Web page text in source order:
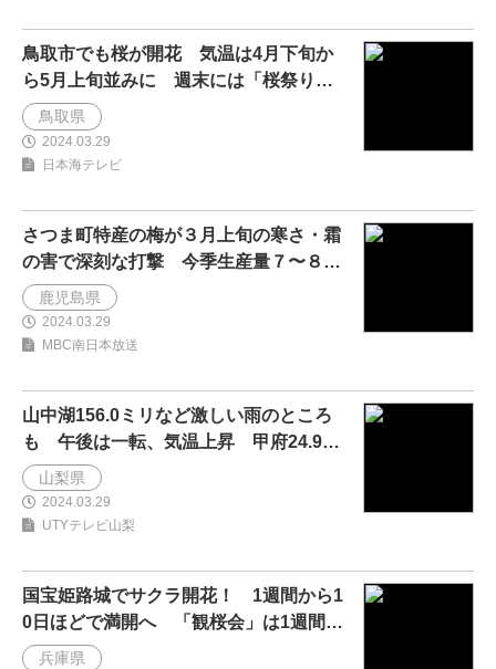
鳥取市でも桜が開花 気温は4月下旬か
ら5月上旬並みに 週末には「桜祭り」
が行わ...
鳥取県
2024.03.29
日本海テレビ
さつま町特産の梅が３月上旬の寒さ・霜
の害で深刻な打撃 今季生産量７〜８割
減の見通し 鹿児島
鹿児島県
2024.03.29
MBC南日本放送
山中湖156.0ミリなど激しい雨のところ
も 午後は一転、気温上昇 甲府24.9度
でサクラも開花
山梨県
2024.03.29
UTYテレビ山梨
国宝姫路城でサクラ開花！ 1週間から1
0日ほどで満開へ 「観桜会」は1週間前
倒し
兵庫県